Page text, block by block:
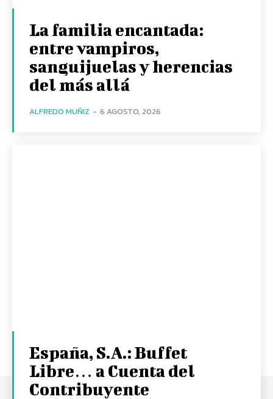
La familia encantada:
entre vampiros,
sanguijuelas y herencias
del más allá
ALFREDO MUÑIZ - 6 AGOSTO, 2026
España, S.A.: Buffet
Libre… a Cuenta del
Contribuyente